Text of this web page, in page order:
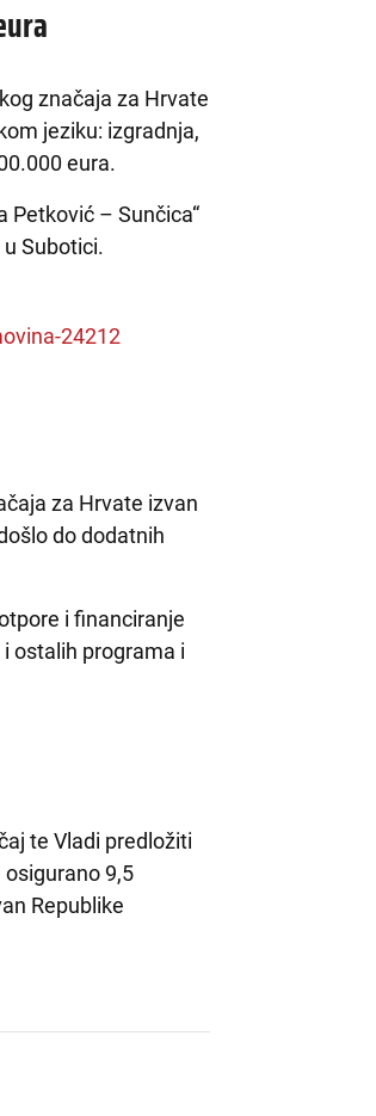
značaja za Hrvate
jeziku: izgradnja,
eura.
Petković – Sunčica“
u Subotici.
24212
za Hrvate izvan
do dodatnih
i financiranje
ostalih programa i
te Vladi predložiti
9,5
Republike